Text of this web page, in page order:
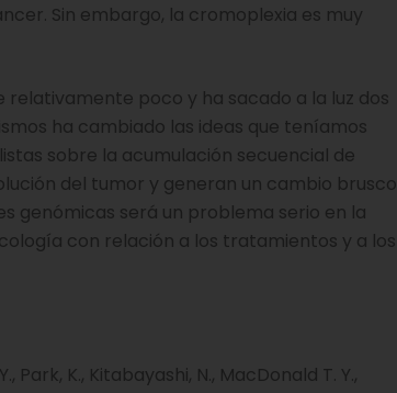
Sin embargo, la cromoplexia es muy
poco y ha sacado a la luz dos
ha cambiado las ideas que teníamos
sobre la acumulación secuencial de
del tumor y generan un cambio brusco
genómicas será un problema serio en la
con relación a los tratamientos y a los
Park, K., Kitabayashi, N., MacDonald T. Y.,